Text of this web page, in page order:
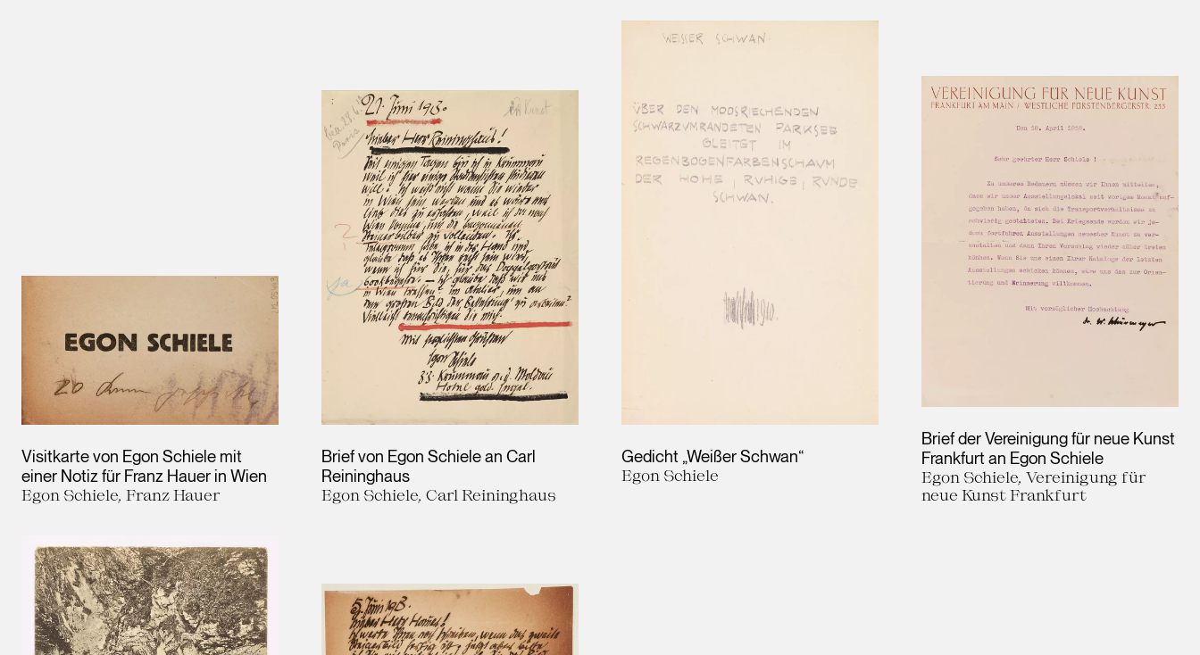
Visitkarte von Egon Schiele mit
einer Notiz für Franz Hauer in Wien
Egon Schiele, Franz Hauer
Brief von Egon Schiele an Carl
Reininghaus
Egon Schiele, Carl Reininghaus
Gedicht „Weißer Schwan“
Egon Schiele
Brief der Vereinigung für neue Kunst
Frankfurt an Egon Schiele
Egon Schiele, Vereinigung für
neue Kunst Frankfurt